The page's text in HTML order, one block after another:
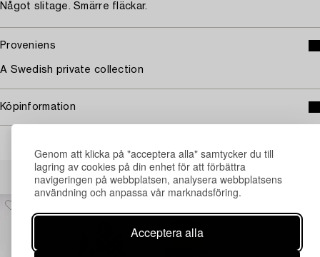
Genom att klicka på "acceptera alla" samtycker du till
lagring av cookies på din enhet för att förbättra
navigeringen på webbplatsen, analysera webbplatsens
användning och anpassa vår marknadsföring.
Acceptera alla
Något slitage. Smärre fläckar.
Proveniens
A Swedish private collection
Köpinformation
Andra har även tittat på